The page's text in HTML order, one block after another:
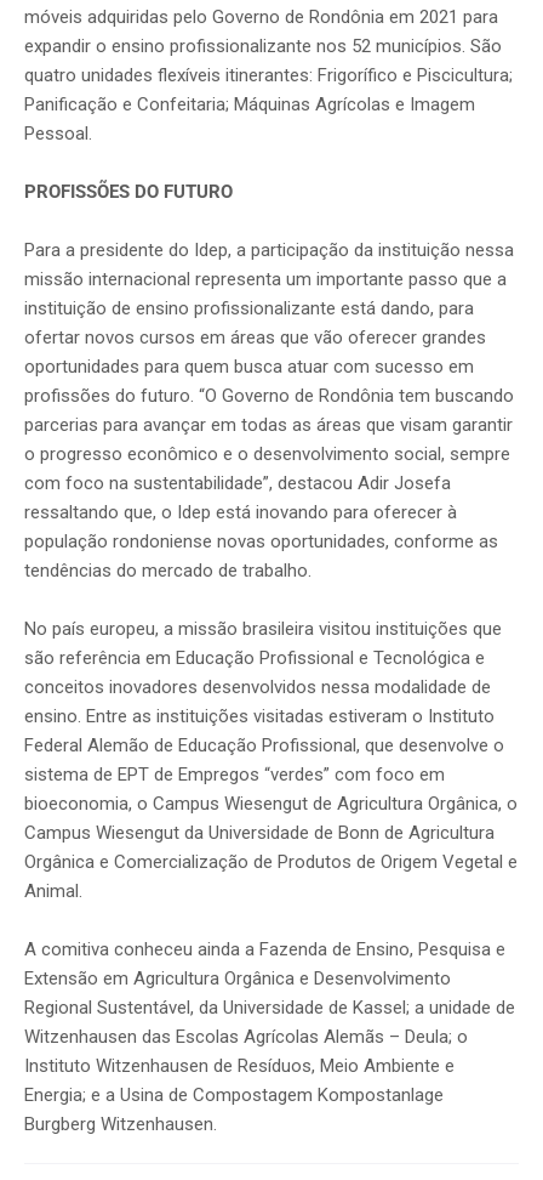
móveis adquiridas pelo Governo de Rondônia em 2021 para
expandir o ensino profissionalizante nos 52 municípios. São
quatro unidades flexíveis itinerantes: Frigorífico e Piscicultura;
Panificação e Confeitaria; Máquinas Agrícolas e Imagem
Pessoal.
PROFISSÕES DO FUTURO
Para a presidente do Idep, a participação da instituição nessa
missão internacional representa um importante passo que a
instituição de ensino profissionalizante está dando, para
ofertar novos cursos em áreas que vão oferecer grandes
oportunidades para quem busca atuar com sucesso em
profissões do futuro. “O Governo de Rondônia tem buscando
parcerias para avançar em todas as áreas que visam garantir
o progresso econômico e o desenvolvimento social, sempre
com foco na sustentabilidade”, destacou Adir Josefa
ressaltando que, o Idep está inovando para oferecer à
população rondoniense novas oportunidades, conforme as
tendências do mercado de trabalho.
No país europeu, a missão brasileira visitou instituições que
são referência em Educação Profissional e Tecnológica e
conceitos inovadores desenvolvidos nessa modalidade de
ensino. Entre as instituições visitadas estiveram o Instituto
Federal Alemão de Educação Profissional, que desenvolve o
sistema de EPT de Empregos “verdes” com foco em
bioeconomia, o Campus Wiesengut de Agricultura Orgânica, o
Campus Wiesengut da Universidade de Bonn de Agricultura
Orgânica e Comercialização de Produtos de Origem Vegetal e
Animal.
A comitiva conheceu ainda a Fazenda de Ensino, Pesquisa e
Extensão em Agricultura Orgânica e Desenvolvimento
Regional Sustentável, da Universidade de Kassel; a unidade de
Witzenhausen das Escolas Agrícolas Alemãs – Deula; o
Instituto Witzenhausen de Resíduos, Meio Ambiente e
Energia; e a Usina de Compostagem Kompostanlage
Burgberg Witzenhausen.